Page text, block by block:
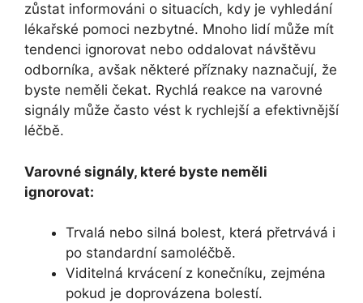
zůstat informováni o situacích, kdy je vyhledání
lékařské pomoci nezbytné. Mnoho lidí může mít
tendenci ignorovat nebo oddalovat návštěvu
odborníka, avšak některé příznaky naznačují, že
byste neměli čekat. Rychlá reakce na varovné
signály může často vést k rychlejší a efektivnější
léčbě.
Varovné signály, které byste neměli
ignorovat:
Trvalá nebo silná bolest, která přetrvává i
po standardní samoléčbě.
Viditelná krvácení z konečníku, zejména
pokud je doprovázena bolestí.